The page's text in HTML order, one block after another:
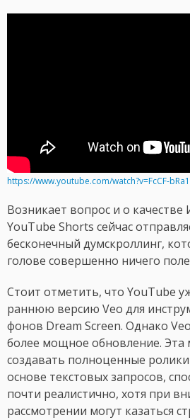
https://www.youtube.com/watch?v=FcCF-
Возникает вопрос и о
YouTube Shorts сейчас
бесконечный думскроллинг,
голове совершенно ничего
Стоит отметить, что YouTube
раннюю версию Veo для
фонов Dream Screen. Однако
более мощное обновление.
создавать полноценные
основе текстовых запросов,
почти реалистично, хотя при
рассмотрении могут казаться